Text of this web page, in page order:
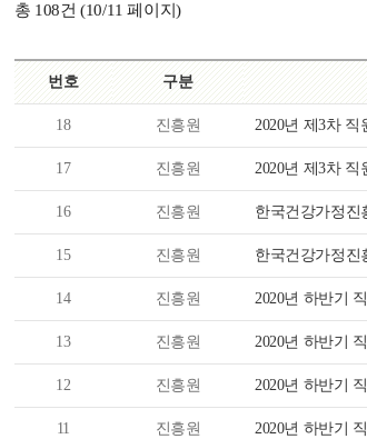
총 108건 (10/11 페이지)
번호 구분
18 진흥원 2020년 제3차
17 진흥원 2020년 제3차
16 진흥원 한국건강가정진
15 진흥원 한국건강가정진
14 진흥원 2020년 하반기
13 진흥원 2020년 하반기
12 진흥원 2020년 하반기
11 진흥원 2020년 하반기